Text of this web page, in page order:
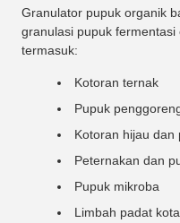
Granulator pupuk organik
granulasi pupuk
termasuk:
Kotoran ternak
Pupuk
Kotoran hijau dan
Peternakan dan
Pupuk mikroba
Limbah padat